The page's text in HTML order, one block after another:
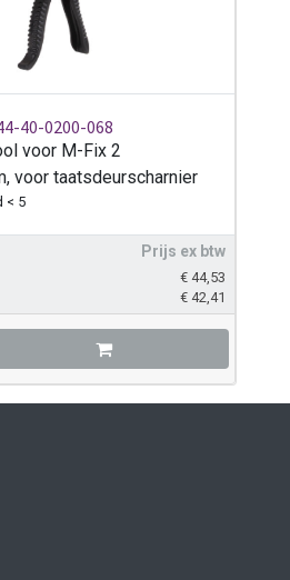
40-0200-068
voor M-Fix 2
voor taatsdeurscharnier
< 5
Prijs ex btw
€ 44,53
€ 42,41